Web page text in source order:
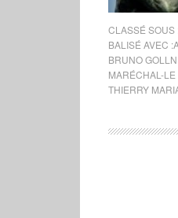
CLASSÉ SOUS
BALISÉ AVEC :
BRUNO
MARÉCHAL-LE
THIERRY